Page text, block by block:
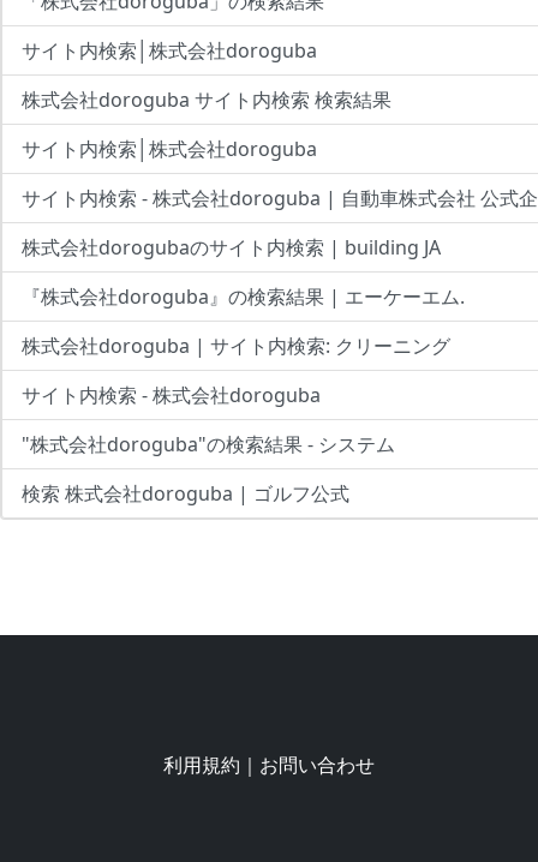
サイト内検索│株式会社doroguba
株式会社doroguba サイト内検索 検索結果
サイト内検索│株式会社doroguba
サイト内検索 - 株式会社doroguba | 自動車株式会社 公式
株式会社dorogubaのサイト内検索 | building JA
『株式会社doroguba』の検索結果 | エーケーエム.
株式会社doroguba | サイト内検索: クリーニング
サイト内検索 - 株式会社doroguba
"株式会社doroguba"の検索結果 - システム
検索 株式会社doroguba | ゴルフ公式
利用規約 ｜ お問い合わせ